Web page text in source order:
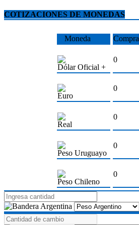
COTIZACIONES DE MONEDAS
Moneda Compra
Dólar Oficial +
0
Euro
0
Real
0
Peso Uruguayo
0
Peso Chileno
0